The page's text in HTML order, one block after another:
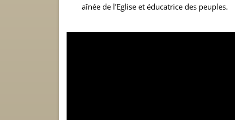
aînée de l'Eglise et éducatrice des peuples.